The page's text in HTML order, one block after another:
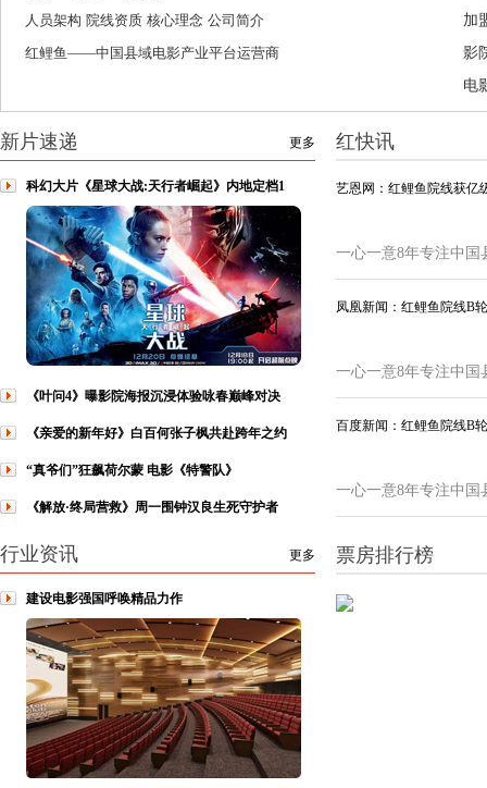
人员架构 院线资质 核心理念 公司简介
红鲤鱼——中国县域电影产业平台运营商
加
影
电
更多
新片速递
科幻大片《星球大战:天行者崛起》内地定档1
《叶问4》曝影院海报沉浸体验咏春巅峰对决
《亲爱的新年好》白百何张子枫共赴跨年之约
“真爷们”狂飙荷尔蒙 电影《特警队》
《解放·终局营救》周一围钟汉良生死守护者
更多
行业资讯
建设电影强国呼唤精品力作
红快讯
艺恩网：红鲤鱼院线获亿
一心一意8年专注中国
凤凰新闻：红鲤鱼院线B
一心一意8年专注中国
百度新闻：红鲤鱼院线B
一心一意8年专注中国
票房排行榜